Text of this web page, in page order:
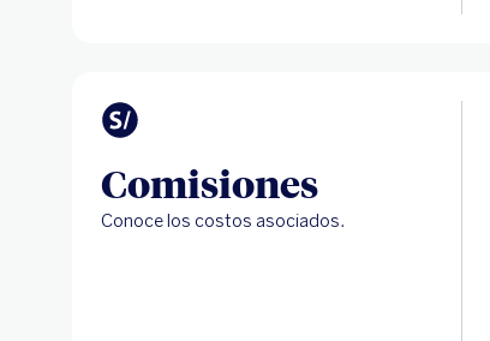
Comisiones
Conoce los costos asociados.